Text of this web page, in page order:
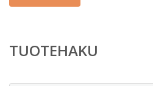
TUOTEHAKU